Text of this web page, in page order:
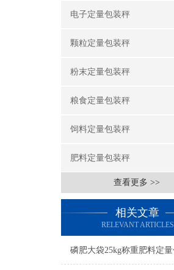
电子定量包装秤
颗粒定量包装秤
粉末定量包装秤
粮食定量包装秤
饲料定量包装秤
肥料定量包装秤
查看更多 >>
相关文章
RELEVANT ARTICLES